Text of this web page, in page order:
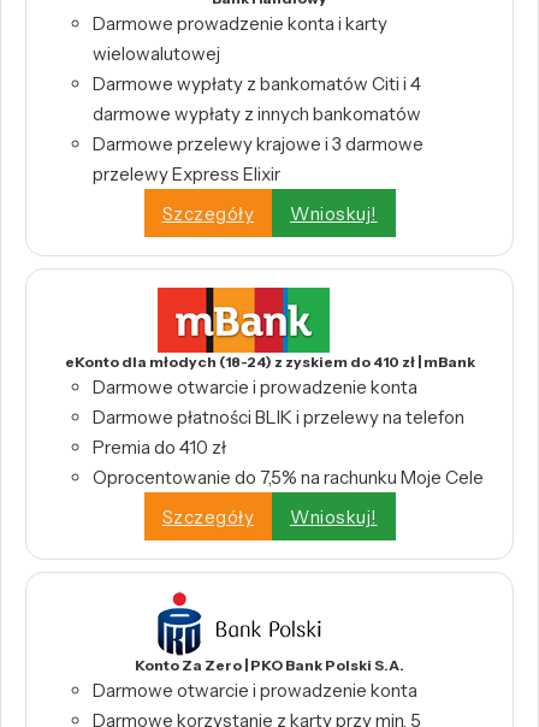
Darmowe prowadzenie konta i karty
wielowalutowej
Darmowe wypłaty z bankomatów Citi i 4
darmowe wypłaty z innych bankomatów
Darmowe przelewy krajowe i 3 darmowe
przelewy Express Elixir
Szczegóły
Wnioskuj!
eKonto dla młodych (18-24) z zyskiem do 410 zł | mBank
Darmowe otwarcie i prowadzenie konta
Darmowe płatności BLIK i przelewy na telefon
Premia do 410 zł
Oprocentowanie do 7,5% na rachunku Moje Cele
Szczegóły
Wnioskuj!
Konto Za Zero | PKO Bank Polski S.A.
Darmowe otwarcie i prowadzenie konta
Darmowe korzystanie z karty przy min. 5